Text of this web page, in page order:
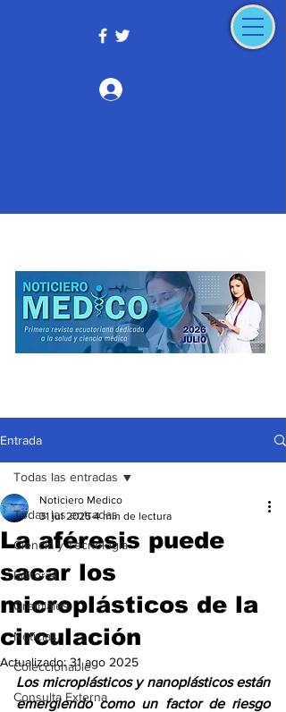
Entrada
Todas las entradas
Ciencia y Tecnología
Editorial
Gremiales
Noticias
Coleccionable
Consulta Externa
Todas las entradas
La aféresis puede
sacar los
microplásticos de la
circulación
Noticiero Medico
31 jul 2025 4 min de lectura
Actualizado:31 ago 2025
Los microplásticos y nanoplásticos están
emergiendo como un factor de riesgo